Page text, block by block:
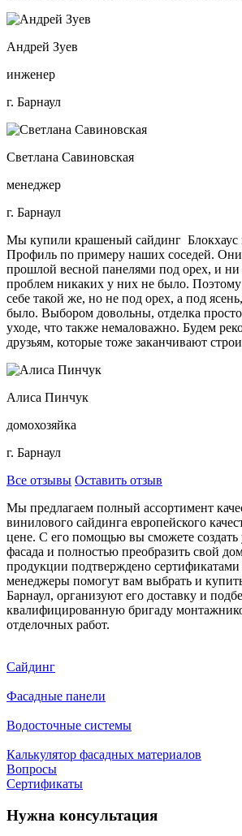
Андрей Зуев
инженер
г. Барнаул
Светлана Савиновская
менеджер
г. Барнаул
Мы купили крашеный сайдинг Блокхаус
Профиль по примеру наших соседей. Они
прошлой весной панелями под орех, и
проблем никаких у них не было.
себе такой же, но не под орех, а под
было. Выбором довольны, отделка просто
уходе, что также немаловажно. Будем
друзьям, которые тоже заканчивают
Алиса Пинчук
домохозяйка
г. Барнаул
Все отзывы Оставить отзыв
Мы предлагаем полный ассортимент
винилового сайдинга европейского
цене. С его помощью вы сможете
фасада и полностью преобразить свой
продукции подтверждено
менеджеры помогут вам выбрать и
Барнаул, организуют его доставку и
квалифицированную бригаду
отделочных работ.
Сайдинг
Фасадные панели
Водосточные системы
Калькулятор фасадных материалов
Вопросы
Сертификаты
Нужна консультация